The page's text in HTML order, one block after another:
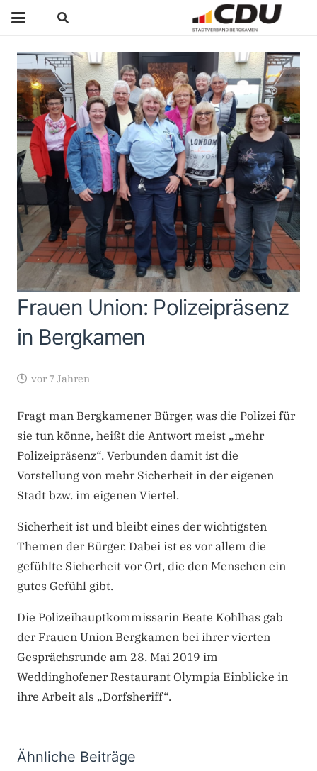
Frauen Union: Polizeipräsenz
in Bergkamen
vor 7 Jahren
Fragt man Bergkamener Bürger, was die Polizei für
sie tun könne, heißt die Antwort meist „mehr
Polizeipräsenz“. Verbunden damit ist die
Vorstellung von mehr Sicherheit in der eigenen
Stadt bzw. im eigenen Viertel.
Sicherheit ist und bleibt eines der wichtigsten
Themen der Bürger. Dabei ist es vor allem die
gefühlte Sicherheit vor Ort, die den Menschen ein
gutes Gefühl gibt.
Die Polizeihauptkommissarin Beate Kohlhas gab
der Frauen Union Bergkamen bei ihrer vierten
Gesprächsrunde am 28. Mai 2019 im
Weddinghofener Restaurant Olympia Einblicke in
ihre Arbeit als „Dorfsheriff“.
Ähnliche Beiträge